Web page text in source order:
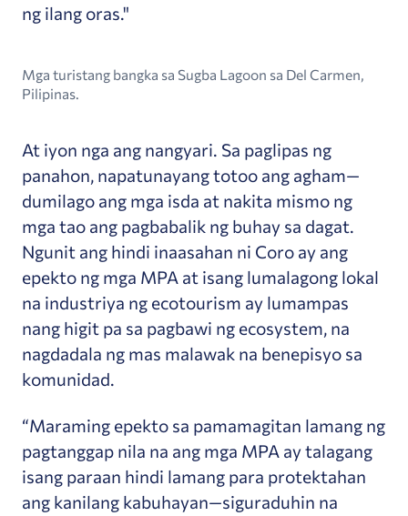
ng ilang oras."
Mga turistang bangka sa Sugba Lagoon sa Del Carmen,
Pilipinas.
At iyon nga ang nangyari. Sa paglipas ng
panahon, napatunayang totoo ang agham—
dumilago ang mga isda at nakita mismo ng
mga tao ang pagbabalik ng buhay sa dagat.
Ngunit ang hindi inaasahan ni Coro ay ang
epekto ng mga MPA at isang lumalagong lokal
na industriya ng ecotourism ay lumampas
nang higit pa sa pagbawi ng ecosystem, na
nagdadala ng mas malawak na benepisyo sa
komunidad.
“Maraming epekto sa pamamagitan lamang ng
pagtanggap nila na ang mga MPA ay talagang
isang paraan hindi lamang para protektahan
ang kanilang kabuhayan—siguraduhin na